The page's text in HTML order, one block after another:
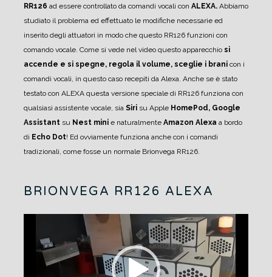
RR126 ad essere controllato da comandi vocali con ALEXA. Abbiamo
studiato il problema ed effettuato le modifiche necessarie ed
inserito degli attuatori in modo che questo RR126 funzioni con
comando vocale. Come si vede nel video questo apparecchio si
accende e si spegne, regola il volume, sceglie i brani con i
comandi vocali, in questo caso recepiti da Alexa. Anche se è stato
testato con ALEXA questa versione speciale di RR126 funziona con
qualsiasi assistente vocale, sia Siri su Apple HomePod, Google
Assistant su Nest mini e naturalmente Amazon Alexa a bordo
di Echo Dot! Ed ovviamente funziona anche con i comandi
tradizionali, come fosse un normale Brionvega RR126.
BRIONVEGA RR126 ALEXA